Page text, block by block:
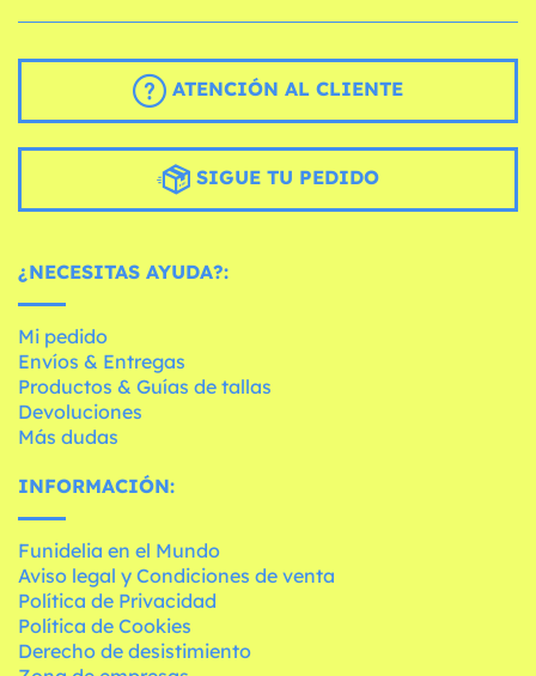
ATENCIÓN AL CLIENTE
SIGUE TU PEDIDO
¿NECESITAS AYUDA?:
Mi pedido
Envíos & Entregas
Productos & Guías de tallas
Devoluciones
Más dudas
INFORMACIÓN:
Funidelia en el Mundo
Aviso legal y Condiciones de venta
Política de Privacidad
Política de Cookies
Derecho de desistimiento